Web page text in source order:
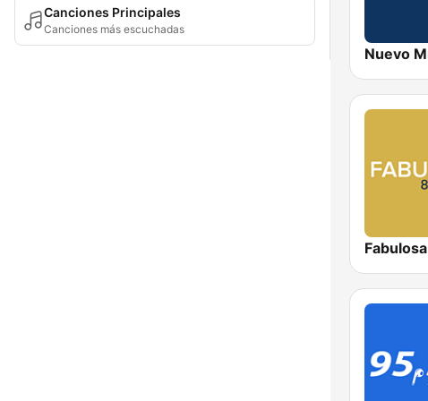
Canciones Principales
Canciones más escuchadas
Nuevo
Fabulosa